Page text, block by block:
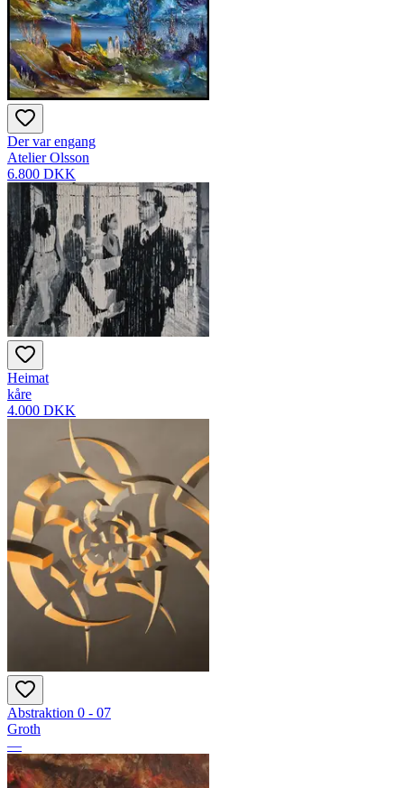
Der var engang
Atelier Olsson
6.800 DKK
Heimat
kåre
4.000 DKK
Abstraktion 0 - 07
Groth
—